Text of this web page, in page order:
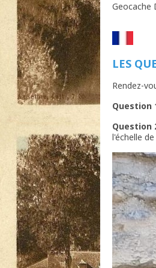
Geocache
LES
Rendez-
Question
Question
l'échelle